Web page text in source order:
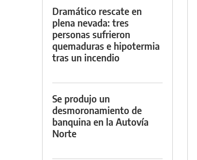
Dramático rescate en
plena nevada: tres
personas sufrieron
quemaduras e hipotermia
tras un incendio
Se produjo un
desmoronamiento de
banquina en la Autovía
Norte